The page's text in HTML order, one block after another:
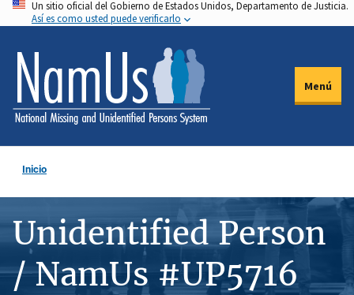
Pasar
al
contenido
principal
Un sitio oficial del Gobierno de Estados Unidos, Departamento de Justicia.
Así es como usted puede verificarlo
Menú
Inicio
Unidentified Person
/ NamUs #UP5716